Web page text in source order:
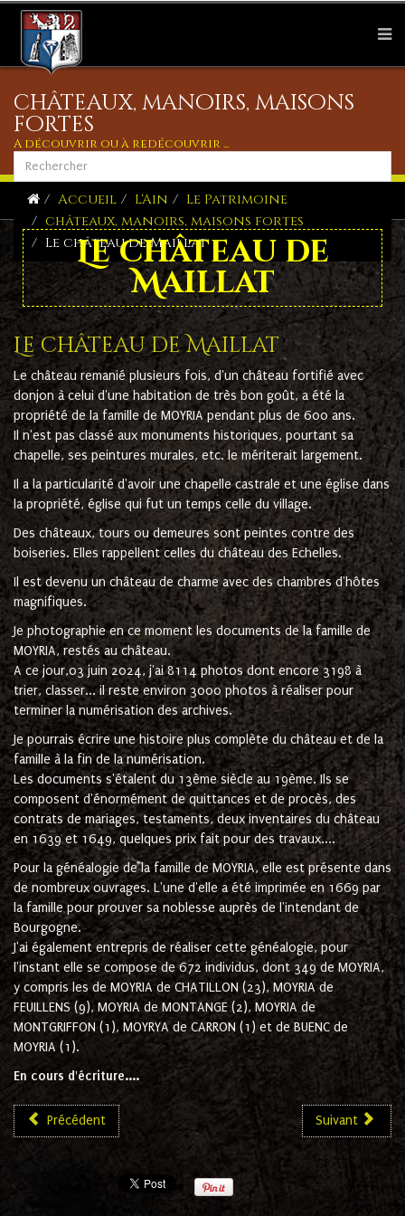
châteaux, manoirs, maisons
fortes
A découvrir ou à redécouvrir ...
Accueil L'Ain
Le Patrimoine
châteaux, manoirs, maisons fortes
Le château de Maillat
Le château de
Maillat
Le château de Maillat
Le château remanié plusieurs fois, d'un château fortifié avec
donjon à celui d'une habitation de très bon goût, a été la
propriété de la famille de MOYRIA pendant plus de 600 ans.
Il n'est pas classé aux monuments historiques, pourtant sa
chapelle, ses peintures murales, etc. le mériterait largement.
Il a la particularité d'avoir une chapelle castrale et une église dans
la propriété, église qui fut un temps celle du village.
Des châteaux, tours ou demeures sont peintes contre des
boiseries. Elles rappellent celles du château des Echelles.
Il est devenu un château de charme avec des chambres d'hôtes
magnifiques.
Je photographie en ce moment les documents de la famille de
MOYRIA, restés au château.
A ce jour,03 juin 2024, j'ai 8114 photos dont encore 3198 à
trier, classer... il reste environ 3000 photos à réaliser pour
terminer la numérisation des archives.
Je pourrais écrire une histoire plus complète du château et de la
famille à la fin de la numérisation.
Les documents s'étalent du 13ème siècle au 19ème. Ils se
composent d'énormément de quittances et de procès, des
contrats de mariages, testaments, deux inventaires du château
en 1639 et 1649, quelques prix fait pour des travaux....
Pour la généalogie de la famille de MOYRIA, elle est présente dans
de nombreux ouvrages. L'une d'elle a été imprimée en 1669 par
la famille pour prouver sa noblesse auprès de l'intendant de
Bourgogne.
J'ai également entrepris de réaliser cette généalogie, pour
l'instant elle se compose de 672 individus, dont 349 de MOYRIA,
y compris les de MOYRIA de CHATILLON (23), MOYRIA de
FEUILLENS (9), MOYRIA de MONTANGE (2), MOYRIA de
MONTGRIFFON (1), MOYRYA de CARRON (1) et de BUENC de
MOYRIA (1).
En cours d'écriture....
Précédent Suivant